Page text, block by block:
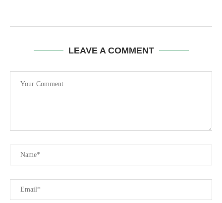
LEAVE A COMMENT